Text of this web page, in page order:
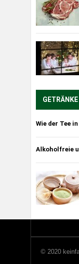
GETRÄNKE
Wie der Tee
Alkoholfreie
© 2020